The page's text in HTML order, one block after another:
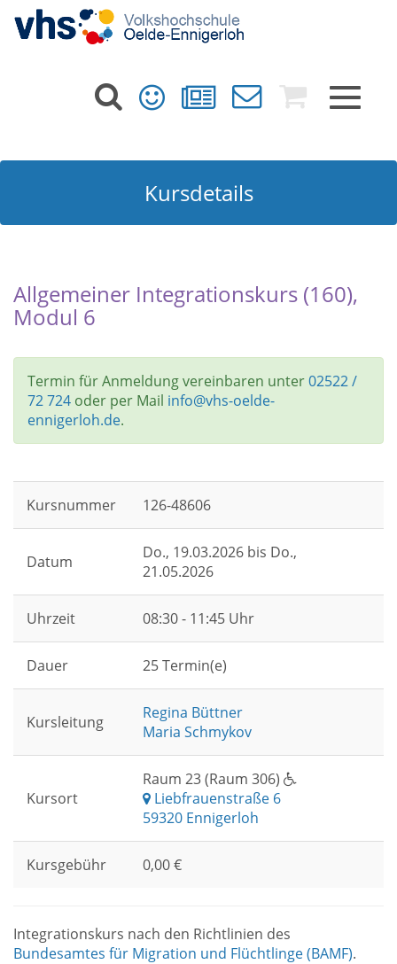
Toggle
Kursdetails
Allgemeiner Integrationskurs (160),
Modul 6
Termin für Anmeldung vereinbaren unter02522 /
72 724 oder per Mail info@vhs-oelde-
ennigerloh.de.
Kursnummer 126-48606
Datum Do., 19.03.2026 bis Do.,
21.05.2026
Uhrzeit 08:30 - 11:45 Uhr
Dauer 25 Termin(e)
Kursleitung
Regina Büttner
Maria Schmykov
Kursort
Raum 23 (Raum 306)
Liebfrauenstraße 6
59320 Ennigerloh
Kursgebühr 0,00 €
Integrationskurs nach den Richtlinien des
Bundesamtes für Migration und Flüchtlinge (BAMF).